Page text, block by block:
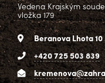
Vedena Krajským
vložka 179
Beranova Lhota 10
+420 725 503 839